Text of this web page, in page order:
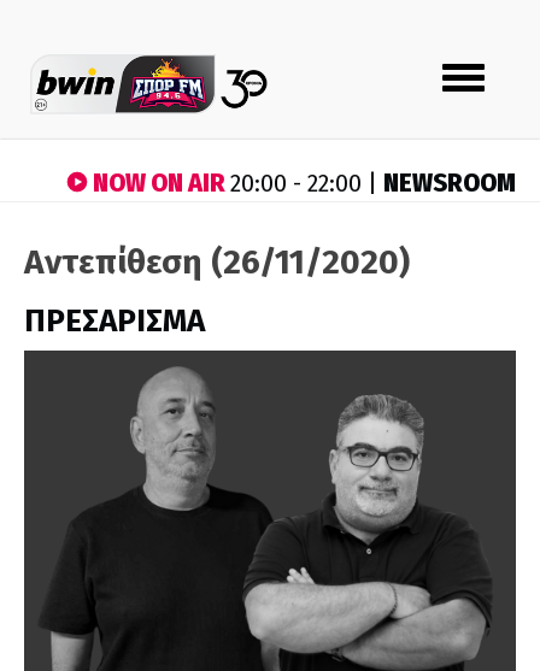
Toggle
navigation
NOW ON AIR20:00 - 22:00 | NEWSROOM
Αντεπίθεση (26/11/2020)
ΠΡΕΣΑΡΙΣΜΑ